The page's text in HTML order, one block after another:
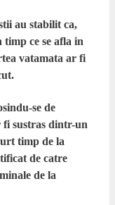
au stabilit ca,
ce se afla in
vatamata ar fi
se de
sustras dintr-un
timp de la
de catre
de la